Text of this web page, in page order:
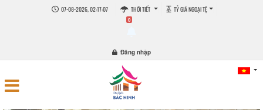
07-08-2026, 02:17:07 THỜI TIẾT TỶ GIÁ NGOẠI TỆ
0
Đăng nhập